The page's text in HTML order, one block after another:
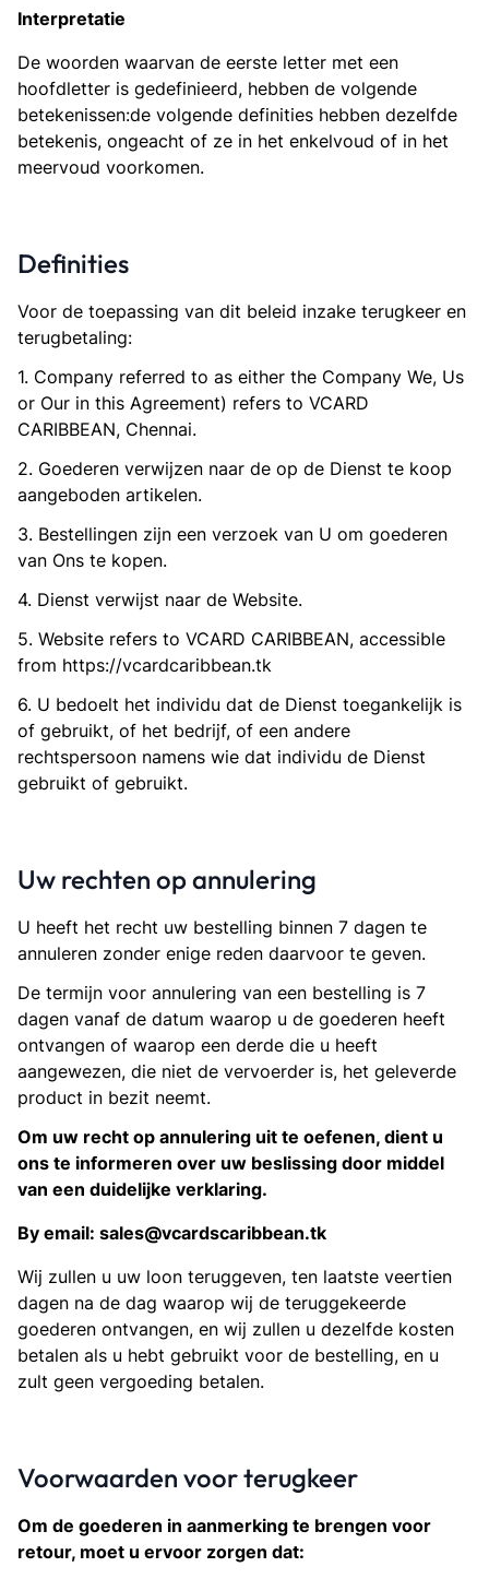
Interpretatie
De woorden waarvan de eerste letter met een
hoofdletter is gedefinieerd, hebben de volgende
betekenissen:de volgende definities hebben dezelfde
betekenis, ongeacht of ze in het enkelvoud of in het
meervoud voorkomen.
Definities
Voor de toepassing van dit beleid inzake terugkeer en
terugbetaling:
1. Company referred to as either the Company We, Us
or Our in this Agreement) refers to VCARD
CARIBBEAN, Chennai.
2. Goederen verwijzen naar de op de Dienst te koop
aangeboden artikelen.
3. Bestellingen zijn een verzoek van U om goederen
van Ons te kopen.
4. Dienst verwijst naar de Website.
5. Website refers to VCARD CARIBBEAN, accessible
from https://vcardcaribbean.tk
6. U bedoelt het individu dat de Dienst toegankelijk is
of gebruikt, of het bedrijf, of een andere
rechtspersoon namens wie dat individu de Dienst
gebruikt of gebruikt.
Uw rechten op annulering
U heeft het recht uw bestelling binnen 7 dagen te
annuleren zonder enige reden daarvoor te geven.
De termijn voor annulering van een bestelling is 7
dagen vanaf de datum waarop u de goederen heeft
ontvangen of waarop een derde die u heeft
aangewezen, die niet de vervoerder is, het geleverde
product in bezit neemt.
Om uw recht op annulering uit te oefenen, dient u
ons te informeren over uw beslissing door middel
van een duidelijke verklaring.
By email: sales@vcardscaribbean.tk
Wij zullen u uw loon teruggeven, ten laatste veertien
dagen na de dag waarop wij de teruggekeerde
goederen ontvangen, en wij zullen u dezelfde kosten
betalen als u hebt gebruikt voor de bestelling, en u
zult geen vergoeding betalen.
Voorwaarden voor terugkeer
Om de goederen in aanmerking te brengen voor
retour, moet u ervoor zorgen dat: